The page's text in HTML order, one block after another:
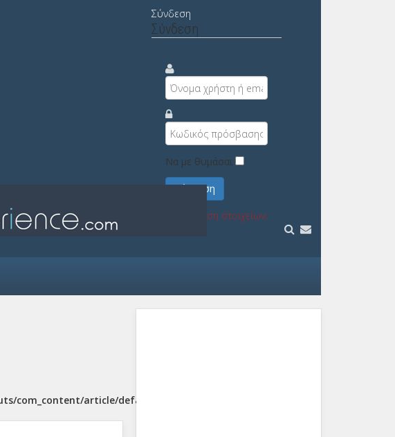
Σύνδεση
Σύνδεση
Να με θυμάσαι
Σύνδεση
Υπενθύμιση στοιχείων;
com_content/article/default.php